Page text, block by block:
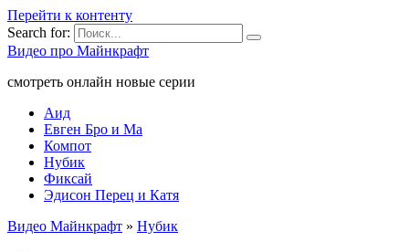
Перейти к контенту
Search for:
Видео про Майнкрафт
смотреть онлайн новые серии
Аид
Евген Бро и Ма
Компот
Нубик
Фиксай
Эдисон Перец и Катя
Видео Майнкрафт » Нубик